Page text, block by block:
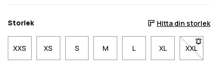
Storlek Hitta din storlek
XXS XS S M L XL XXL
-